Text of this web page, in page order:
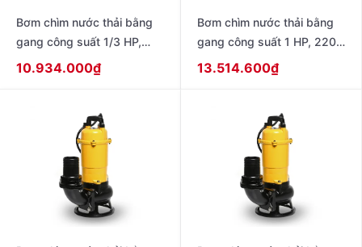
Bơm chìm nước thải bằng
gang công suất 1/3 HP,
220V – 50Hz , loại có phao
10.934.000₫
Bơm chìm nước thải bằng
gang công suất 1 HP, 220V
– 50Hz , không có phao
13.514.600₫